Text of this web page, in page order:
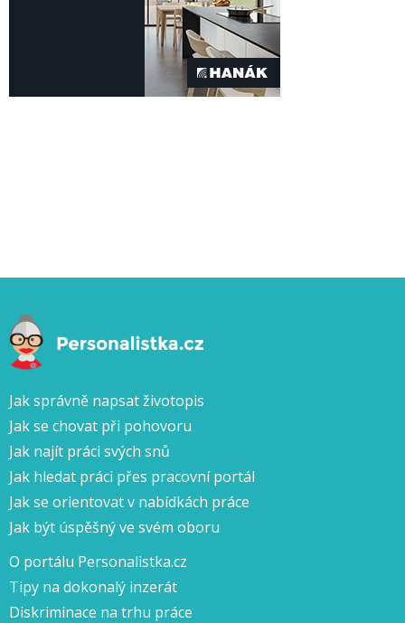
Jak správně napsat životopis
Jak se chovat při pohovoru
Jak najít práci svých snů
Jak hledat práci přes pracovní portál
Jak se orientovat v nabídkách práce
Jak být úspěšný ve svém oboru
O portálu Personalistka.cz
Tipy na dokonalý inzerát
Diskriminace na trhu práce